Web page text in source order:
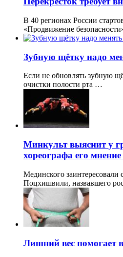
В 40 регионах России
«Продвижение
Зубную щётку надо
Если не обновлять зубную
очистки полости рта …
Минкульт выяснит у
хореографа его
Мединского заинтересовали
Поцхишвили, назвавшего
Лишний вес помогает